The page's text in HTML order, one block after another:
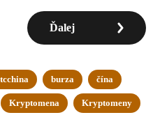
Ďalej
burza čína
Kryptomena Kryptomeny